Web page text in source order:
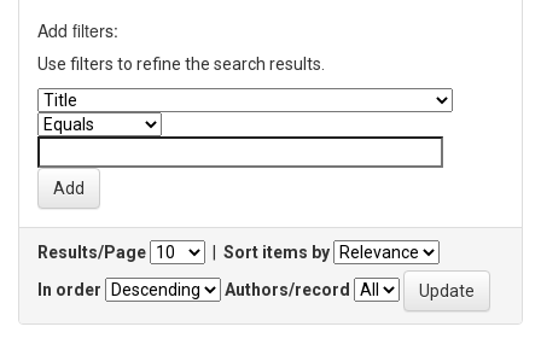
Add filters:
Use filters to refine the search results.
Results/Page
Sort items by
In order
Authors/record